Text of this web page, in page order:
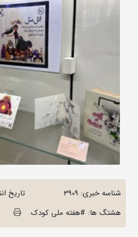
شناسه خبری: 3909 تاریخ
هشتگ ها: #هفته ملی کودک